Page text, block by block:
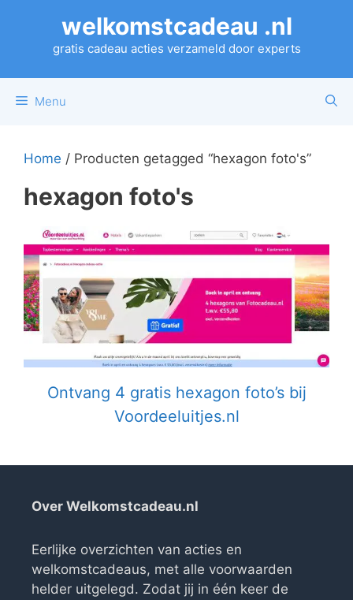
welkomstcadeau .nl
gratis cadeau acties verzameld door experts
Menu
Home / Producten getagged “hexagon foto's”
hexagon foto's
Ontvang 4 gratis hexagon foto’s bij
Voordeeluitjes.nl
Over Welkomstcadeau.nl
Eerlijke overzichten van acties en
welkomstcadeaus, met alle voorwaarden
helder uitgelegd. Zodat jij in één keer de